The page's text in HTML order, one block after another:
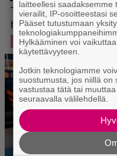
laitteellesi saadaksemme
vierailit, IP-osoitteestasi
Pääset tutustumaan
Hylkääminen voi
käytettävyyteen.
Jotkin teknologiamme
suostumusta, jos niillä on
vastustaa tätä tai
seuraavalla välilehdellä.